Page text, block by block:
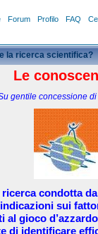
Forum Profilo FAQ
la ricerca scientifica?
Le
gentile concessione
ricerca condotta
sui
al gioco
di identificare